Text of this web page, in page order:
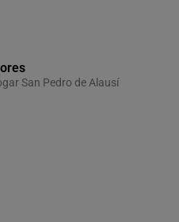
San Pedro de Alausí